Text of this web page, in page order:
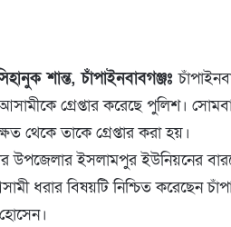
শান্ত, চাঁপাইনবাবগঞ্জঃ
গ্রেপ্তার করেছে পুলিশ।
থেকে তাকে গ্রেপ্তার করা হয়।
ইসলামপুর ইউনিয়নের
ধরার বিষয়টি নিশ্চিত করেছেন